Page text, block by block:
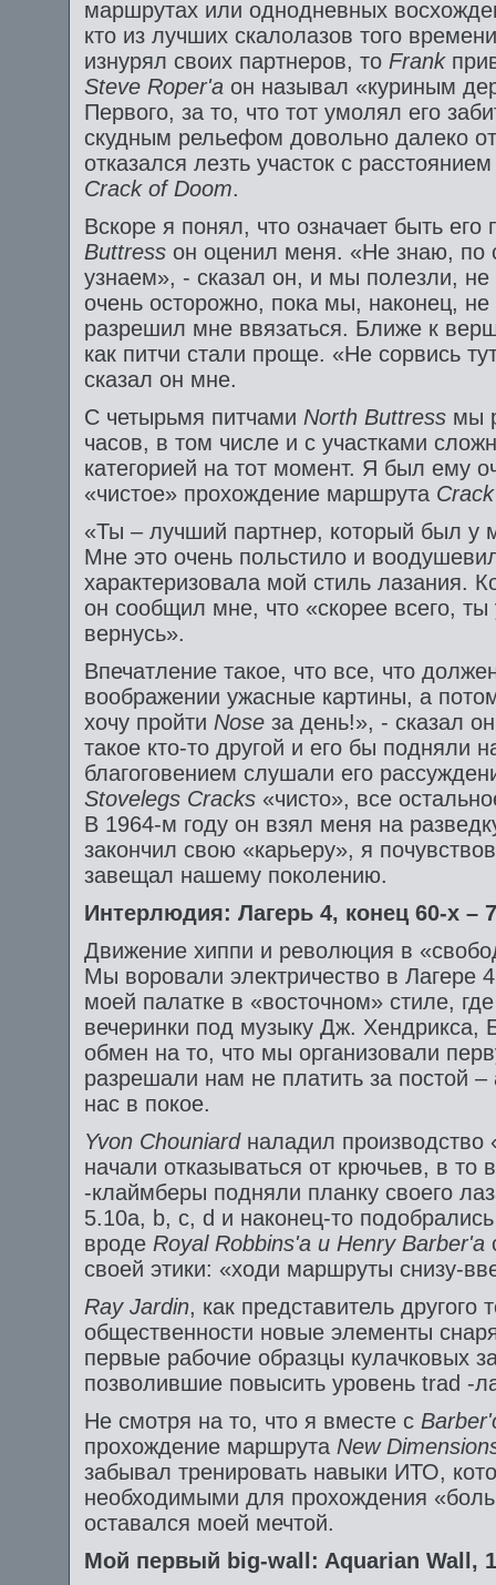
маршрутах или однодневных
кто из лучших скалолазов того
изнурял своих партнеров, то Frank
Steve Roper'а он называл «куриным
Первого, за то, что тот умолял его
скудным рельефом довольно далеко
отказался лезть участок с
Crack of Doom.
Вскоре я понял, что означает быть
Buttress он оценил меня. «Не знаю, по
узнаем», - сказал он, и мы полезли,
очень осторожно, пока мы, наконец,
разрешил мне ввязаться. Ближе к
как питчи стали проще. «Не сорвись
сказал он мне.
С четырьмя питчами North Buttress мы
часов, в том числе и с участками
категорией на тот момент. Я был ему
«чистое» прохождение маршрута
«Ты – лучший партнер, который был у
Мне это очень польстило и
характеризовала мой стиль лазания.
он сообщил мне, что «скорее всего,
вернусь».
Впечатление такое, что все, что
воображении ужасные картины, а
хочу пройти Nose за день!», - сказал
такое кто-то другой и его бы подняли
благоговением слушали его
Stovelegs Cracks «чисто», все
В 1964-м году он взял меня на
закончил свою «карьеру», я
завещал нашему поколению.
Интерлюдия: Лагерь 4, конец 60-х –
Движение хиппи и революция в
Мы воровали электричество в Лагере
моей палатке в «восточном» стиле,
вечеринки под музыку Дж.
обмен на то, что мы организовали
разрешали нам не платить за постой
нас в покое.
Yvon Chouniard наладил
начали отказываться от крючьев, в то
-клаймберы подняли планку своего
5.10а, b, c, d и наконец-то
вроде Royal Robbins'a и Henry Barber'a
своей этики: «ходи маршруты снизу-
Ray Jardin, как представитель другого
общественности новые элементы
первые рабочие образцы кулачковых
позволившие повысить уровень trad -
Не смотря на то, что я вместе с
прохождение маршрута New
забывал тренировать навыки ИТО,
необходимыми для прохождения
оставался моей мечтой.
Мой первый big-wall: Aquarian Wall,